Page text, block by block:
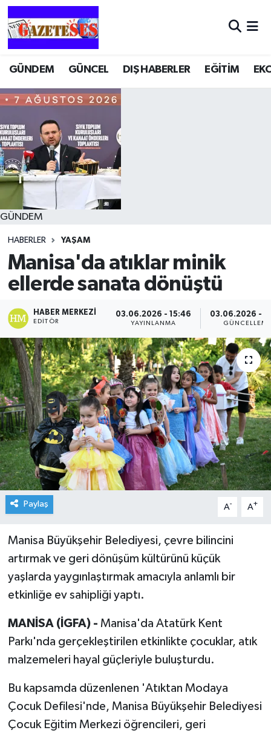
GÜNDEM GÜNCEL DIŞ HABERLER EĞİTİM
GÜNDEM
HABERLER YAŞAM
Manisa'da atıklar minik
ellerde sanata dönüştü
HABER MERKEZI
EDITÖR
03.06.2026 - 15:46
YAYINLANMA
03.06.2026 -
Paylaş A- A+
Manisa Büyükşehir Belediyesi, çevre bilincini
artırmak ve geri dönüşüm kültürünü küçük
yaşlarda yaygınlaştırmak amacıyla anlamlı bir
etkinliğe ev sahipliği yaptı.
MANİSA (İGFA) - Manisa'da Atatürk Kent
Parkı'nda gerçekleştirilen etkinlikte çocuklar, atık
malzemeleri hayal güçleriyle buluşturdu.
Bu kapsamda düzenlenen 'Atıktan Modaya
Çocuk Defilesi'nde, Manisa Büyükşehir Belediyesi
Çocuk Eğitim Merkezi öğrencileri, geri